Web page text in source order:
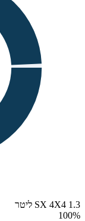
SX 4X4 1.3 ליטר
100%